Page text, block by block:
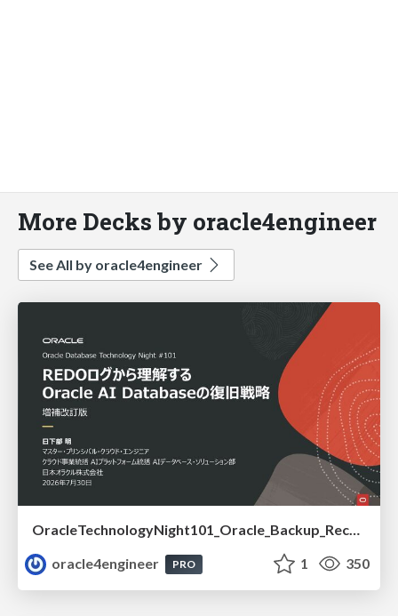
More Decks by oracle4engineer
See All by oracle4engineer
OracleTechnologyNight101_Oracle_Backup_Recovery_Strategy_from_REDO_UNDO
oracle4engineer
PRO 1 350